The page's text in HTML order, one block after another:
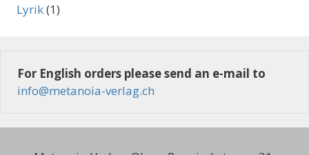
Lyrik(1)
For English orders please send an e-mail to
info@metanoia-verlag.ch